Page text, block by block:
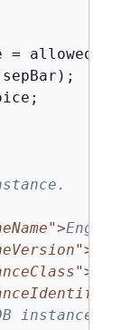
=
instance.